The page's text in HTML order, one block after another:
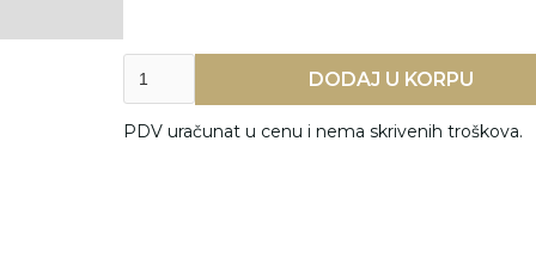
PDV uračunat u cenu i nema skrivenih troškova.